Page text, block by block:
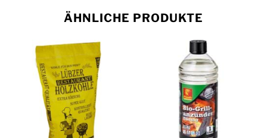
ÄHNLICHE PRODUKTE